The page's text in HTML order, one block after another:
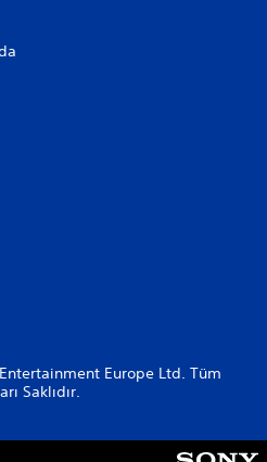
Europe Ltd. Tüm
Saklıdır.